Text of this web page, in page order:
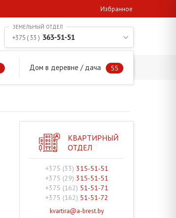
Избранное
Дом в деревне / дача 55
+375 ( 33 ) 363-51-51
КВАРТИРНЫЙ
ОТДЕЛ
+375 (33) 315-51-51
+375 (29) 315-51-51
+375 (162) 51-51-71
+375 (162) 51-51-72
kvartira@a-brest.by